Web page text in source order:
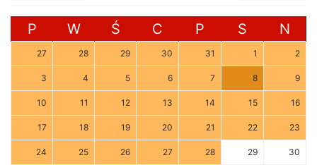
P W Ś C P S N
27 28 29 30 31 1 2
3 4 5 6 7 8 9
10 11 12 13 14 15 16
17 18 19 20 21 22 23
24 25 26 27 28 29 30